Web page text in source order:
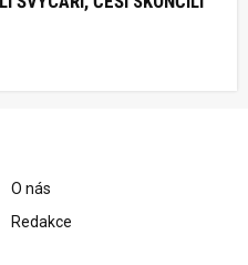
O nás
Redakce